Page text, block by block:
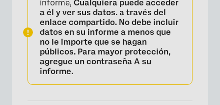
informe, Cualquiera puede acceder
a él y ver sus datos. a través del
enlace compartido. No debe incluir
datos en su informe a menos que
no le importe que se hagan
públicos. Para mayor protección,
agregue un contraseña A su
informe.